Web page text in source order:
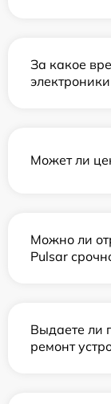
За какое
Может ли
Можно ли
Pulsar
Выдаете ли
ремонт